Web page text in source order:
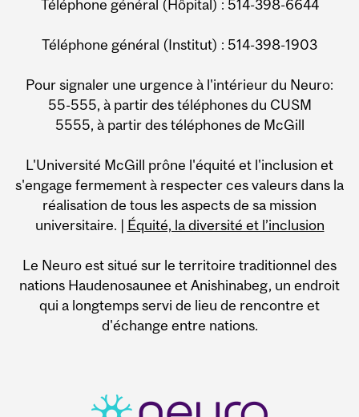
Téléphone général (Hôpital) : 514-398-6644
Téléphone général (Institut) : 514-398-1903
Pour signaler une urgence à l'intérieur du Neuro:
55-555, à partir des téléphones du CUSM
5555, à partir des téléphones de McGill
L'Université McGill prône l'équité et l'inclusion et
s'engage fermement à respecter ces valeurs dans la
réalisation de tous les aspects de sa mission
universitaire. | Équité, la diversité et l’inclusion
Le Neuro est situé sur le territoire traditionnel des
nations Haudenosaunee et Anishinabeg, un endroit
qui a longtemps servi de lieu de rencontre et
d'échange entre nations.